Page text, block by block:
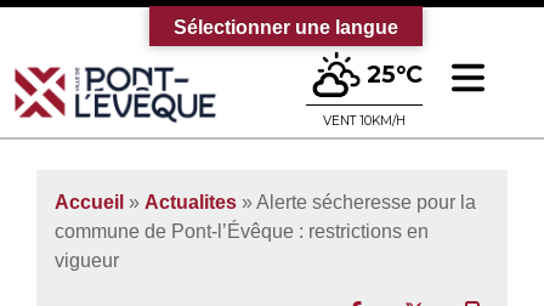
Bienvenue sur le site officiel de la
25°C
VENT 10KM/H
Accueil » Actualites » Alerte sécheresse pour la
commune de Pont-l’Évêque : restrictions en
vigueur
Sélectionner une langue